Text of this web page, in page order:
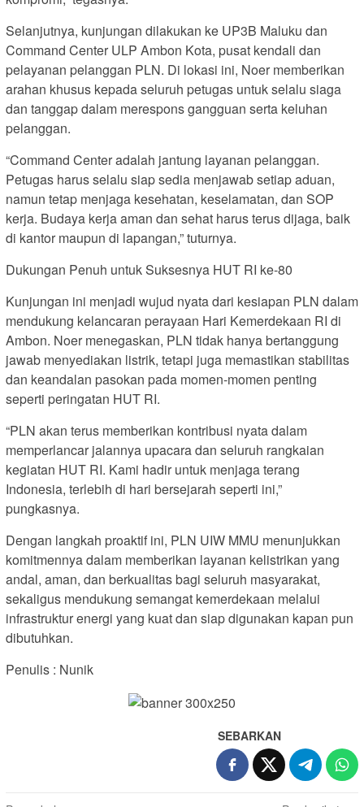
Selanjutnya, kunjungan dilakukan ke UP3B Maluku dan
Command Center ULP Ambon Kota, pusat kendali dan
pelayanan pelanggan PLN. Di lokasi ini, Noer memberikan
arahan khusus kepada seluruh petugas untuk selalu siaga
dan tanggap dalam merespons gangguan serta keluhan
pelanggan.
“Command Center adalah jantung layanan pelanggan.
Petugas harus selalu siap sedia menjawab setiap aduan,
namun tetap menjaga kesehatan, keselamatan, dan SOP
kerja. Budaya kerja aman dan sehat harus terus dijaga, baik
di kantor maupun di lapangan,” tuturnya.
Dukungan Penuh untuk Suksesnya HUT RI ke-80
Kunjungan ini menjadi wujud nyata dari kesiapan PLN dalam
mendukung kelancaran perayaan Hari Kemerdekaan RI di
Ambon. Noer menegaskan, PLN tidak hanya bertanggung
jawab menyediakan listrik, tetapi juga memastikan stabilitas
dan keandalan pasokan pada momen-momen penting
seperti peringatan HUT RI.
“PLN akan terus memberikan kontribusi nyata dalam
memperlancar jalannya upacara dan seluruh rangkaian
kegiatan HUT RI. Kami hadir untuk menjaga terang
Indonesia, terlebih di hari bersejarah seperti ini,”
pungkasnya.
Dengan langkah proaktif ini, PLN UIW MMU menunjukkan
komitmennya dalam memberikan layanan kelistrikan yang
andal, aman, dan berkualitas bagi seluruh masyarakat,
sekaligus mendukung semangat kemerdekaan melalui
infrastruktur energi yang kuat dan siap digunakan kapan pun
dibutuhkan.
Penulis : Nunik
SEBARKAN